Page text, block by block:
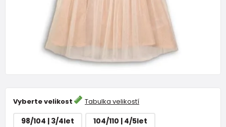
Vyberte velikost Tabulka velikostí
98/104 | 3/4let 104/110 | 4/5let